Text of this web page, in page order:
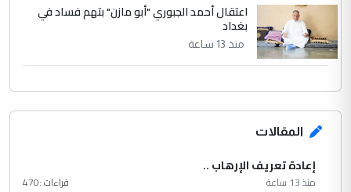
اعتقال أحمد الجبوري "أبو مازن" بتهم فساد في
بغداد
منذ 13 ساعة
المقالات
إعادة تعريف الإرهاب ..
منذ 13 ساعة قراءات :470